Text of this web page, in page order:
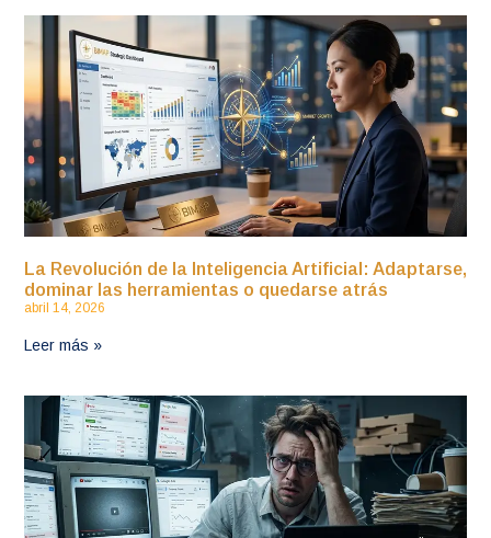
La Revolución de la Inteligencia Artificial: Adaptarse,
dominar las herramientas o quedarse atrás
abril 14, 2026
Leer más »